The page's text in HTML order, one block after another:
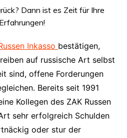
Inkasso bestätigen,
auf russische Art selbst
sind, offene Forderungen
Bereits seit 1991
Kollegen des ZAK Russen
sehr erfolgreich Schulden
oder stur der